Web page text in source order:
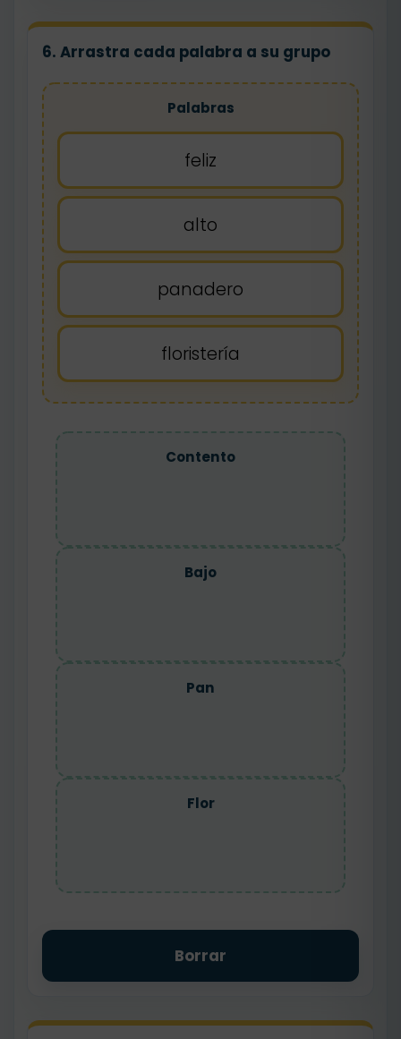
6. Arrastra cada palabra a su grupo
Palabras
feliz
alto
panadero
floristería
Contento
Bajo
Pan
Flor
Borrar